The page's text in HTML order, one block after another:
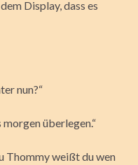
Display, dass es
nun?“
morgen überlegen.“
Thommy weißt du wen